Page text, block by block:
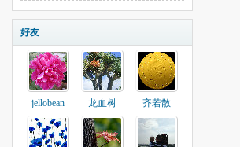
好友
jellobean 龙血树 齐若散